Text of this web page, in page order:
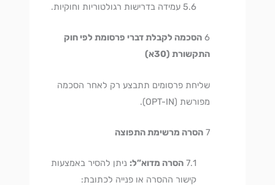
עמידה בדרישות רגולטוריות וחוקיות.
הסכמה לקבלת דברי פרסומת לפי חוק
התקשורת (30א)
שליחת פרסומים תתבצע רק לאחר הסכמה
מפורשת (OPT-IN).
הסרה מרשימת התפוצה
הסרה מדוא”ל: ניתן להסיר באמצעות
קישור ההסרה או פנייה לכתובת: